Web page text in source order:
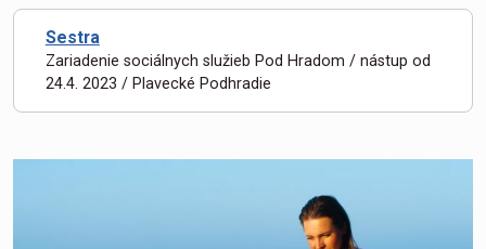
Sestra
Zariadenie sociálnych služieb Pod Hradom / nástup od
24.4. 2023 / Plavecké Podhradie